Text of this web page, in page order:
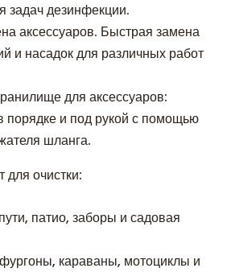
задач дезинфекции.
аксессуаров. Быстрая замена
и насадок для различных работ
для аксессуаров:
порядке и под рукой с помощью
шланга.
для очистки:
патио, заборы и садовая
караваны, мотоциклы и